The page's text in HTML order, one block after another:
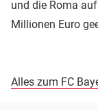
und die Roma
Millionen Euro
Alles zum FC